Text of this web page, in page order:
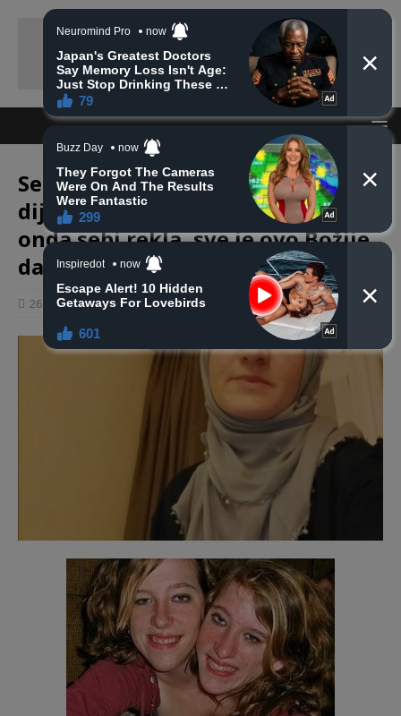
Senida nakon saopštene
dijagnoze: “Isplakala sam se, a
onda sebi rekla, sve je ovo Božije
davanje”
26 prosinca, 2020 haberhana